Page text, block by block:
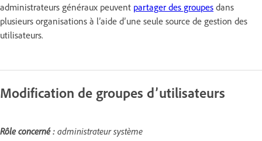
administrateurs généraux peuvent partager des groupes dans
plusieurs organisations à l’aide d’une seule source de gestion des
utilisateurs.
Modification de groupes d’utilisateurs
Rôle concerné : administrateur système